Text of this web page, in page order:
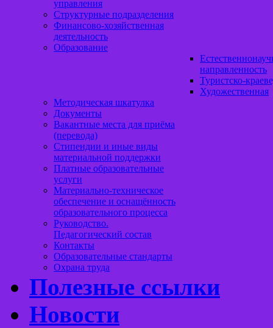
управления
Структурные подразделения
Финансово-хозяйственная
деятельность
Образование
направленность
Туристско-
Художественная
Методическая шкатулка
Документы
Вакантные места для приёма
(перевода)
Стипендии и иные виды
материальной поддержки
Платные образовательные
услуги
Материально-техническое
обеспечение и оснащённость
образовательного процесса
Руководство.
Педагогический состав
Контакты
Образовательные стандарты
Охрана труда
Полезные ссылки
Новости